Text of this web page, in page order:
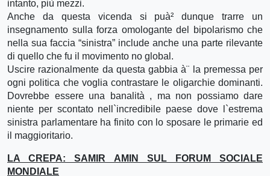
intanto, più mezzi.
Anche da questa vicenda si puà² dunque trarre un
insegnamento sulla forza omologante del bipolarismo che
nella sua faccia “sinistra” include anche una parte rilevante
di quello che fu il movimento no global.
Uscire razionalmente da questa gabbia à¨ la premessa per
ogni politica che voglia contrastare le oligarchie dominanti.
Dovrebbe essere una banalità , ma non possiamo dare
niente per scontato nell`incredibile paese dove l`estrema
sinistra parlamentare ha finito con lo sposare le primarie ed
il maggioritario.
LA CREPA: SAMIR AMIN SUL FORUM SOCIALE
MONDIALE